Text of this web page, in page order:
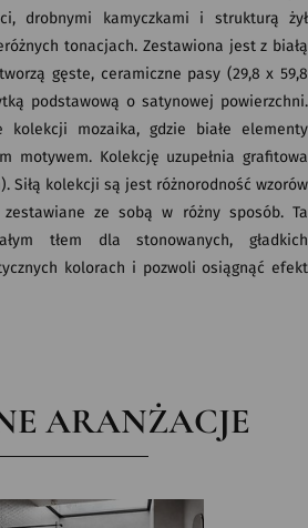
drobnymi kamyczkami i strukturą żył
tonacjach. Zestawiona jest z białą
gęste, ceramiczne pasy (29,8 x 59,8
podstawową o satynowej powierzchni.
kolekcji mozaika, gdzie białe elementy
motywem. Kolekcję uzupełnia grafitowa
Siłą kolekcji są jest różnorodność wzorów
ze sobą w różny sposób. Ta
tłem dla stonowanych, gładkich
kolorach i pozwoli osiągnąć efekt
ARANŻACJE